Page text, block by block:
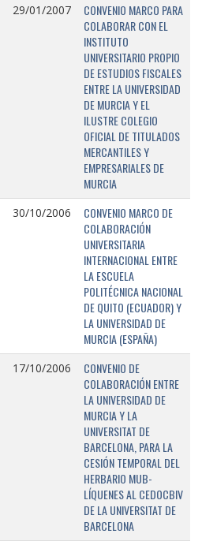
29/01/2007
CONVENIO MARCO PARA
COLABORAR CON EL
INSTITUTO
UNIVERSITARIO PROPIO
DE ESTUDIOS FISCALES
ENTRE LA UNIVERSIDAD
DE MURCIA Y EL
ILUSTRE COLEGIO
OFICIAL DE TITULADOS
MERCANTILES Y
EMPRESARIALES DE
MURCIA
30/10/2006
CONVENIO MARCO DE
COLABORACIÓN
UNIVERSITARIA
INTERNACIONAL ENTRE
LA ESCUELA
POLITÉCNICA NACIONAL
DE QUITO (ECUADOR) Y
LA UNIVERSIDAD DE
MURCIA (ESPAÑA)
17/10/2006
CONVENIO DE
COLABORACIÓN ENTRE
LA UNIVERSIDAD DE
MURCIA Y LA
UNIVERSITAT DE
BARCELONA, PARA LA
CESIÓN TEMPORAL DEL
HERBARIO MUB-
LÍQUENES AL CEDOCBIV
DE LA UNIVERSITAT DE
BARCELONA